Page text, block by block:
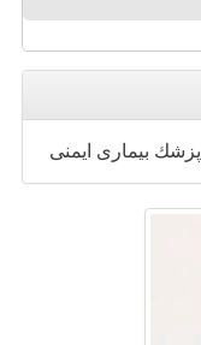
پزشك بیماری ایمنی